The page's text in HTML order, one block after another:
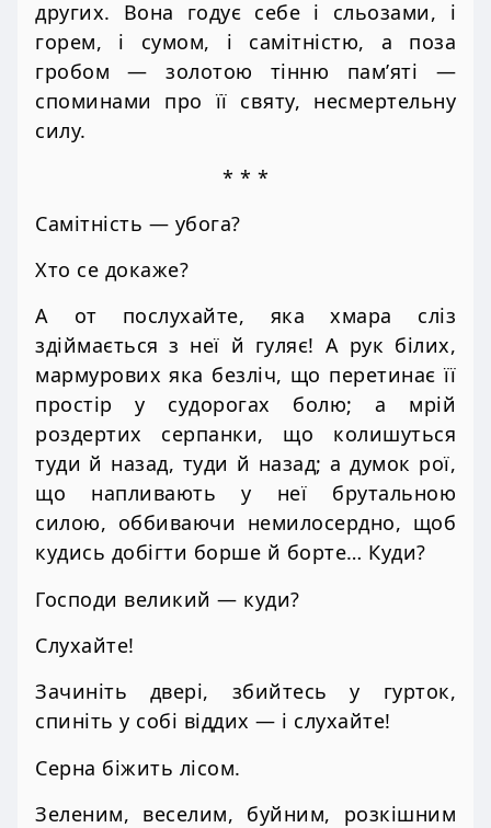
других. Вона годує себе і сльозами, і
горем, і сумом, і самітністю, а поза
гробом — золотою тінню пам’яті —
споминами про її святу, несмертельну
силу.
* * *
Самітність — убога?
Хто се докаже?
А от послухайте, яка хмара сліз
здіймається з неї й гуляє! А рук білих,
мармурових яка безліч, що перетинає її
простір у судорогах болю; а мрій
роздертих серпанки, що колишуться
туди й назад, туди й назад; а думок рої,
що напливають у неї брутальною
силою, оббиваючи немилосердно, щоб
кудись добігти борше й борте… Куди?
Господи великий — куди?
Слухайте!
Зачиніть двері, збийтесь у гурток,
спиніть у собі віддих — і слухайте!
Серна біжить лісом.
Зеленим, веселим, буйним, розкішним